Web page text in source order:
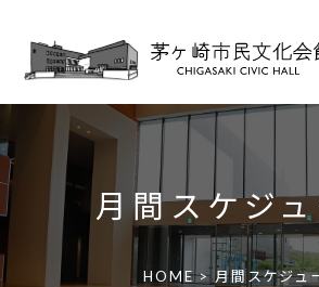
月間スケジ
HOME> 月間スケジュ